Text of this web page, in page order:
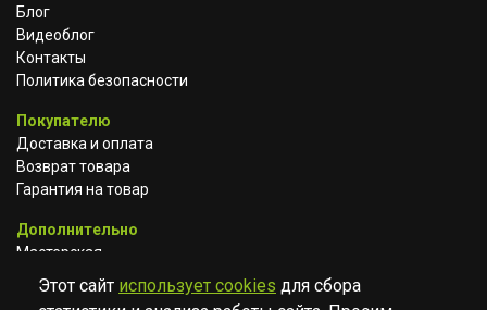
Блог
Видеоблог
Контакты
Политика безопасности
Покупателю
Доставка и оплата
Возврат товара
Гарантия на товар
Дополнительно
Мастерская
Сотрудничество
Этот сайт использует cookies для сбора